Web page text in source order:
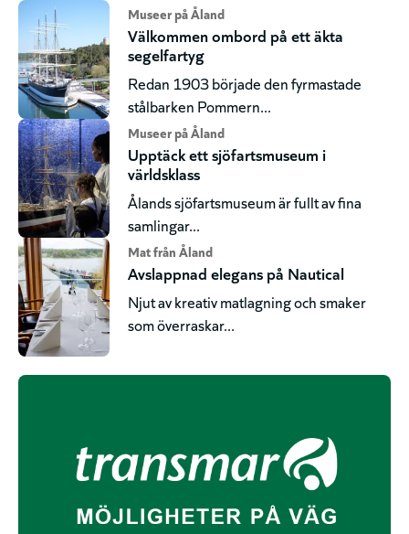
Museer på Åland
Välkommen ombord på ett äkta
segelfartyg
Redan 1903 började den fyrmastade
stålbarken Pommern...
Museer på Åland
Upptäck ett sjöfartsmuseum i
världsklass
Ålands sjöfartsmuseum är fullt av fina
samlingar...
Mat från Åland
Avslappnad elegans på Nautical
Njut av kreativ matlagning och smaker
som överraskar...